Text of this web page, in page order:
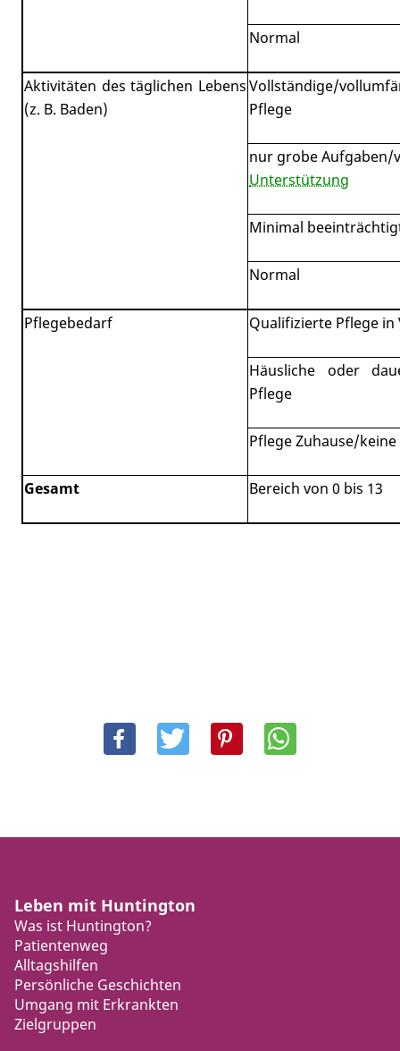
Normal
Aktivitäten des täglichen Lebens
(z. B. Baden)
Vollständige/
Pflege
nur grobe Aufgaben/
Unterstützung
Minimal
Normal
Pflegebedarf Qualifizierte Pflege in
Häusliche oder
Pflege
Pflege Zuhause/
Gesamt Bereich von 0 bis 13
Leben mit Huntington
Was ist Huntington?
Patientenweg
Alltagshilfen
Persönliche Geschichten
Umgang mit Erkrankten
Zielgruppen